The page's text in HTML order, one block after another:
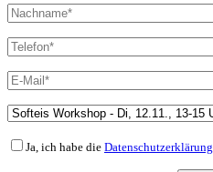
Ja, ich habe die Datenschutzerklärung